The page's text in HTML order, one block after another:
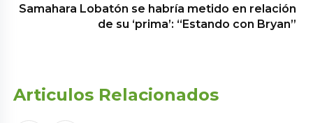
Samahara Lobatón se habría metido en relación
de su ‘prima’: “Estando con Bryan”
Articulos Relacionados